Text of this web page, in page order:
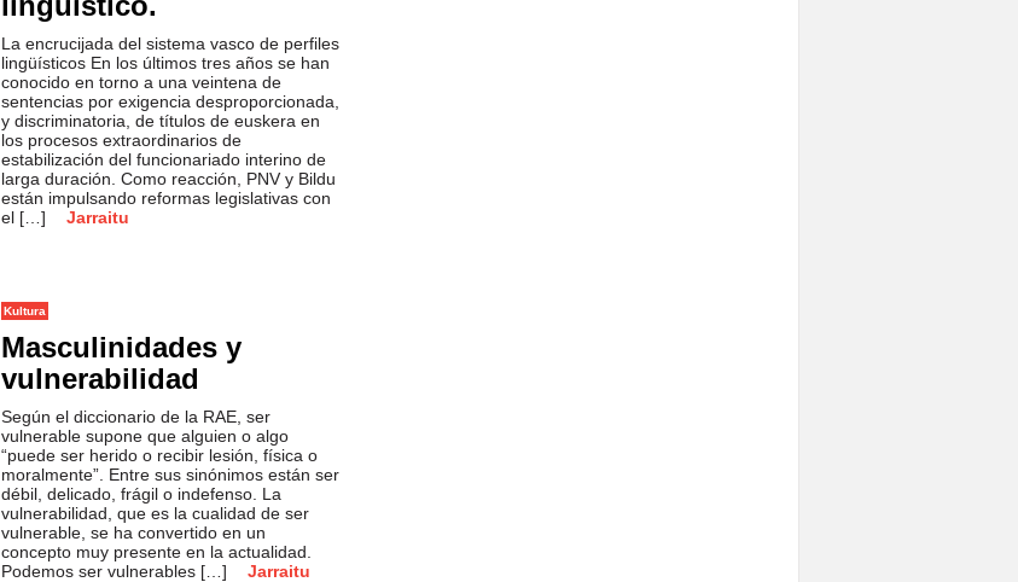
La encrucijada del sistema vasco de perfiles
lingüísticos En los últimos tres años se han
conocido en torno a una veintena de
sentencias por exigencia desproporcionada,
y discriminatoria, de títulos de euskera en
los procesos extraordinarios de
estabilización del funcionariado interino de
larga duración. Como reacción, PNV y Bildu
están impulsando reformas legislativas con
el […]
Jarraitu
Kultura
Masculinidades y
vulnerabilidad
Según el diccionario de la RAE, ser
vulnerable supone que alguien o algo
“puede ser herido o recibir lesión, física o
moralmente”. Entre sus sinónimos están ser
débil, delicado, frágil o indefenso. La
vulnerabilidad, que es la cualidad de ser
vulnerable, se ha convertido en un
concepto muy presente en la actualidad.
Podemos ser vulnerables […]
Jarraitu